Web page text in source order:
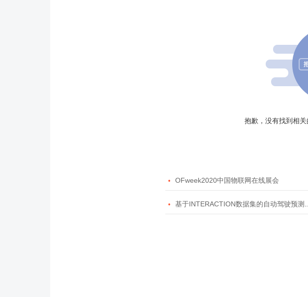
抱歉，没有找到相
 OFweek2020中国物联网在线展会
 基于INTERACTION数据集的自动驾驶预测模型挑战赛